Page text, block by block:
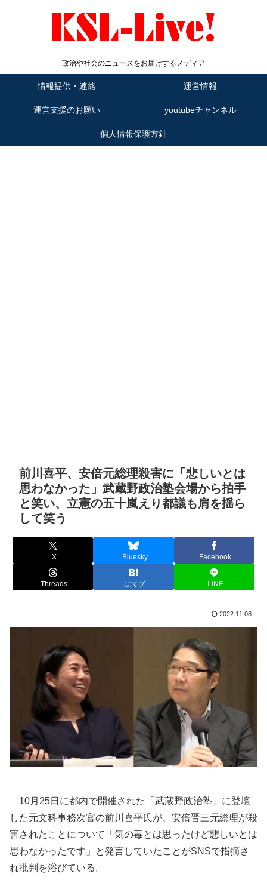
政治や社会のニュースをお届けするメディア
情報提供・連絡 運営情報
運営支援のお願い youtubeチャンネル
個人情報保護方針
前川喜平、安倍元総理殺害に「悲しいとは
思わなかった」武蔵野政治塾会場から拍手
と笑い、立憲の五十嵐えり都議も肩を揺ら
して笑う
X Bluesky Facebook
Threads はてブ LINE
2022.11.08
10月25日に都内で開催された「武蔵野政治塾」に登壇
した元文科事務次官の前川喜平氏が、安倍晋三元総理が殺
害されたことについて「気の毒とは思ったけど悲しいとは
思わなかったです」と発言していたことがSNSで指摘さ
れ批判を浴びている。